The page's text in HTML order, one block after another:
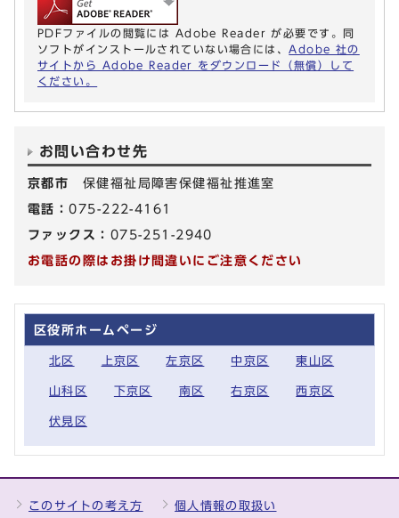
PDFファイルの閲覧には Adobe Reader が必要です。同
ソフトがインストールされていない場合には、 Adobe 社の
サイトから Adobe Reader をダウンロード（無償）して
ください。
お問い合わせ先
京都市 保健福祉局障害保健福祉推進室
電話：075-222-4161
ファックス： 075-251-2940
お電話の際はお掛け間違いにご注意ください
区役所ホームページ
北区 上京区 左京区 中京区 東山区
山科区 下京区 南区 右京区 西京区
伏見区
このサイトの考え方 個人情報の取扱い